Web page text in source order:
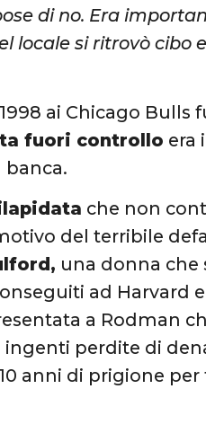
di no. Era
locale si ritrovò cibo
ai Chicago Bulls
fuori controllo era
banca.
che non
del terribile
una donna che
ad Harvard
a Rodman
perdite di
anni di prigione per